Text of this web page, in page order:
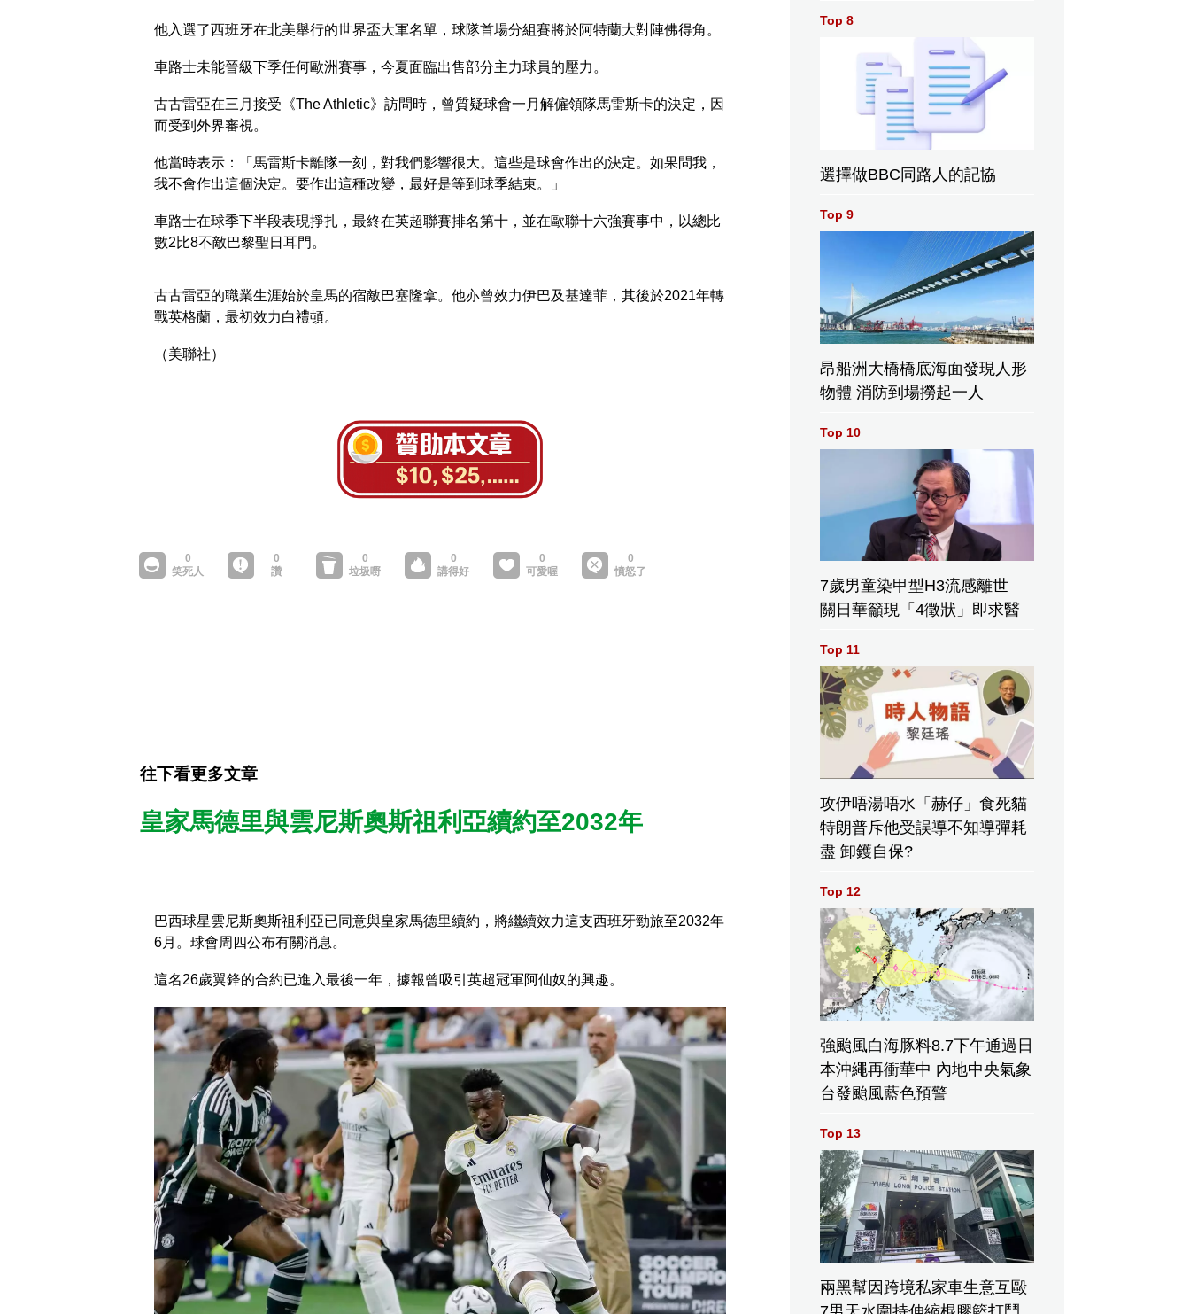
他入選了西班牙在北美舉行的世界盃大軍名單，球隊首場分組賽將於阿特蘭大對陣佛得角。
車路士未能晉級下季任何歐洲賽事，今夏面臨出售部分主力球員的壓力。
古古雷亞在三月接受《The Athletic》訪問時，曾質疑球會一月解僱領隊馬雷斯卡的決定，因
而受到外界審視。
他當時表示：「馬雷斯卡離隊一刻，對我們影響很大。這些是球會作出的決定。如果問我，
我不會作出這個決定。要作出這種改變，最好是等到球季結束。」
車路士在球季下半段表現掙扎，最終在英超聯賽排名第十，並在歐聯十六強賽事中，以總比
數2比8不敵巴黎聖日耳門。
古古雷亞的職業生涯始於皇馬的宿敵巴塞隆拿。他亦曾效力伊巴及基達菲，其後於2021年轉
戰英格蘭，最初效力白禮頓。
（美聯社）
往下看更多文章
皇家馬德里與雲尼斯奧斯祖利亞續約至2032年
巴西球星雲尼斯奧斯祖利亞已同意與皇家馬德里續約，將繼續效力這支西班牙勁旅至2032年
6月。球會周四公布有關消息。
這名26歲翼鋒的合約已進入最後一年，據報曾吸引英超冠軍阿仙奴的興趣。
Top 8
選擇做BBC同路人的記協
Top 9
昂船洲大橋橋底海面發現人形
物體 消防到場撈起一人
Top 10
7歲男童染甲型H3流感離世
關日華籲現「4徵狀」即求醫
Top 11
攻伊唔湯唔水「赫仔」食死貓
特朗普斥他受誤導不知導彈耗
盡 卸鑊自保?
Top 12
強颱風白海豚料8.7下午通過日
本沖繩再衝華中 內地中央氣象
台發颱風藍色預警
Top 13
兩黑幫因跨境私家車生意互毆